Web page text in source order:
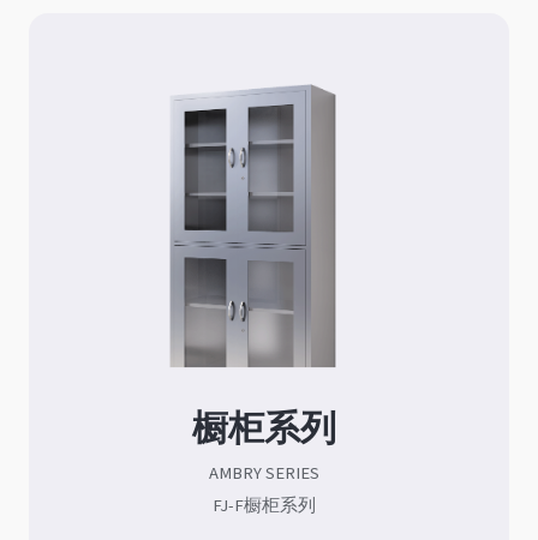
橱柜系列
AMBRY SERIES
FJ-F橱柜系列